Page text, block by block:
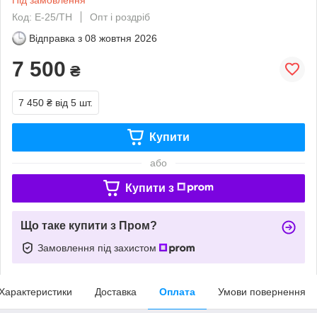
Код: Е-25/ТН
Опт і роздріб
Відправка з 08 жовтня 2026
7 500 ₴
7 450 ₴ від 5 шт.
Купити
або
Купити з
Що таке купити з Пром?
Замовлення під захистом
Доставка Оплата Умови повернення